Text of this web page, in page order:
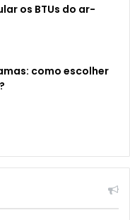
os BTUs do ar-
como escolher